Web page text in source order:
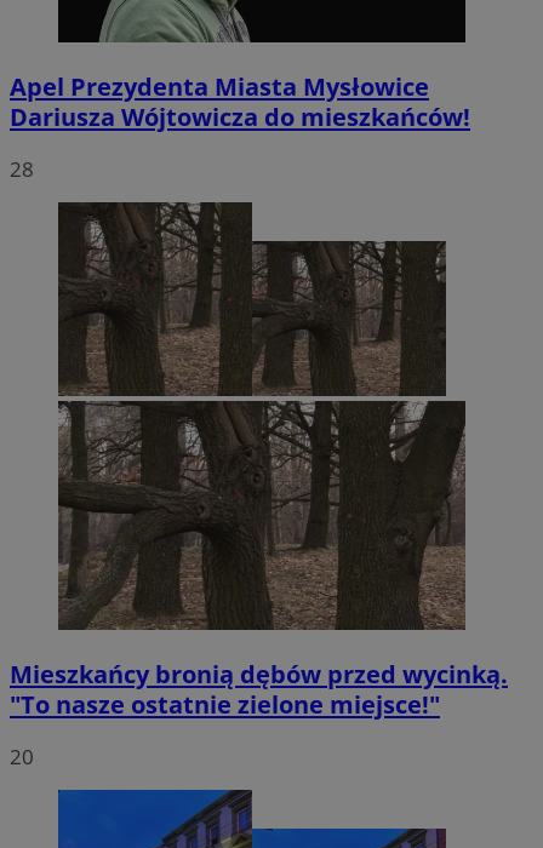
Apel Prezydenta Miasta Mysłowice
Dariusza Wójtowicza do mieszkańców!
28
Mieszkańcy bronią dębów przed wycinką.
"To nasze ostatnie zielone miejsce!"
20